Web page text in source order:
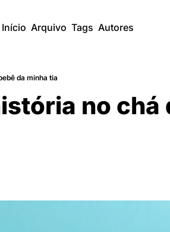
Início Arquivo Tags Autores
da minha tia
no chá